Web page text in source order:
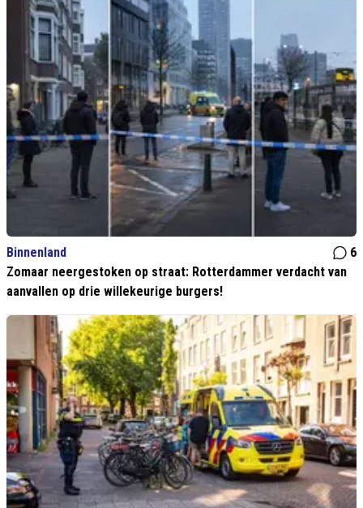
Binnenland
6
Zomaar neergestoken op straat: Rotterdammer verdacht van
aanvallen op drie willekeurige burgers!